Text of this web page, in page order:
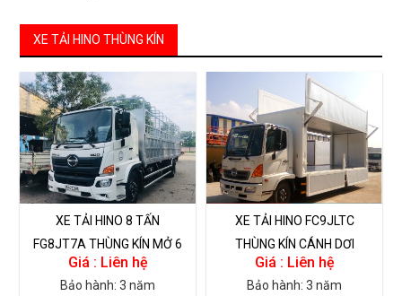
XE TẢI HINO THÙNG KÍN
XE TẢI HINO 8 TẤN
FG8JT7A THÙNG KÍN MỞ 6
CỬA HÔNG
Giá : Liên hệ
Bảo hành: 3 năm
XE TẢI HINO FC9JLTC
THÙNG KÍN CÁNH DƠI
Giá : Liên hệ
Bảo hành: 3 năm